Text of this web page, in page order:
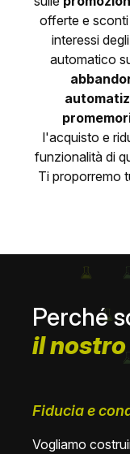
offerte e
interessi
automatico
l'acquisto e
funzionalità di
Ti proporremo
Perché
il
Fiducia e
Vogliamo